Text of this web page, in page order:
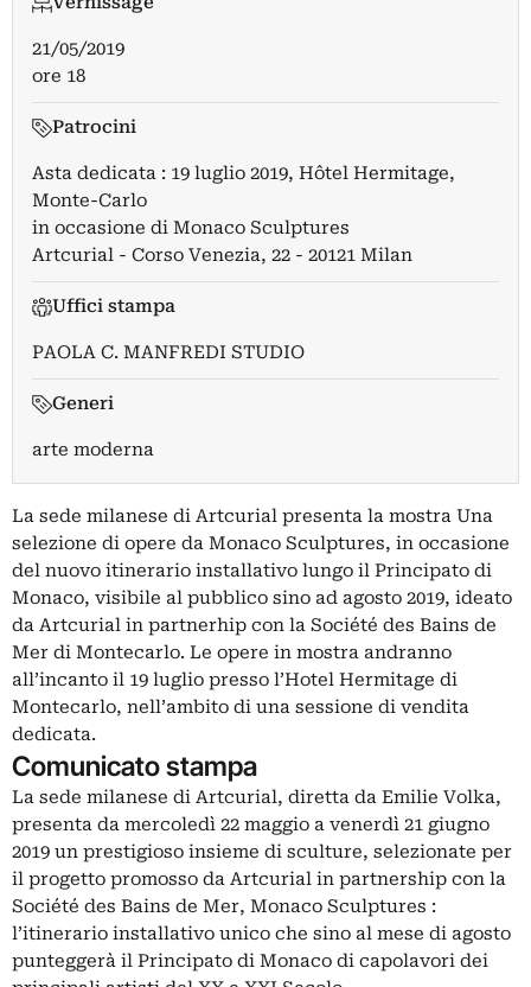
21/05/2019
ore 18
Patrocini
Asta dedicata : 19 luglio 2019, Hôtel Hermitage,
Monte-Carlo
in occasione di Monaco Sculptures
Artcurial - Corso Venezia, 22 - 20121 Milan
Uffici stampa
PAOLA C. MANFREDI STUDIO
Generi
arte moderna
La sede milanese di Artcurial presenta la mostra Una
selezione di opere da Monaco Sculptures, in occasione
del nuovo itinerario installativo lungo il Principato di
Monaco, visibile al pubblico sino ad agosto 2019, ideato
da Artcurial in partnerhip con la Société des Bains de
Mer di Montecarlo. Le opere in mostra andranno
all’incanto il 19 luglio presso l’Hotel Hermitage di
Montecarlo, nell’ambito di una sessione di vendita
dedicata.
Comunicato stampa
La sede milanese di Artcurial, diretta da Emilie Volka,
presenta da mercoledì 22 maggio a venerdì 21 giugno
2019 un prestigioso insieme di sculture, selezionate per
il progetto promosso da Artcurial in partnership con la
Société des Bains de Mer, Monaco Sculptures :
l’itinerario installativo unico che sino al mese di agosto
punteggerà il Principato di Monaco di capolavori dei